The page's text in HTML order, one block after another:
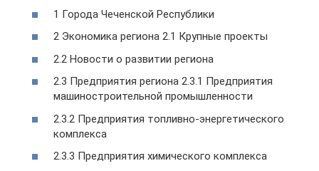
1 Города Чеченской Республики
2 Экономика региона 2.1 Крупные проекты
2.2 Новости о развитии региона
2.3 Предприятия региона 2.3.1 Предприятия
машиностроительной промышленности
2.3.2 Предприятия топливно-энергетического
комплекса
2.3.3 Предприятия химического комплекса